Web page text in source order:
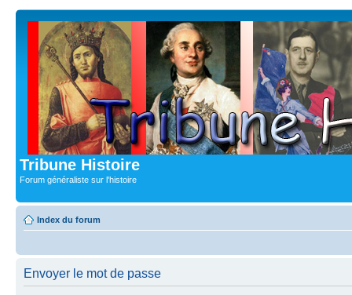
Tribune Histoire
Forum généraliste sur l'histoire
Index du forum
Envoyer le mot de passe